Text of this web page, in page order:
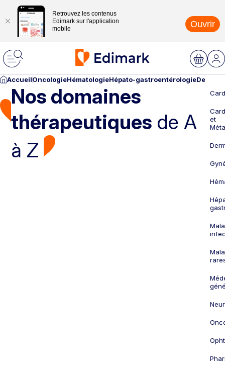
Retrouvez les contenus
Edimark sur l'application
mobile
Ouvrir
AccueilOncologieHématologieHépato-gastroentérologie
Nos domaines
thérapeutiques de A
à Z
et